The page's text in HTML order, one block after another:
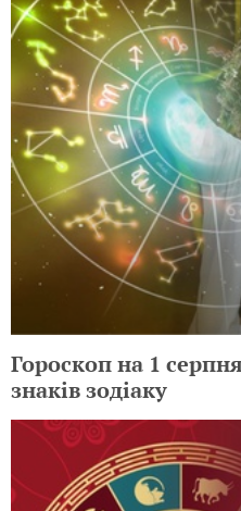
Гороскоп на 1
знаків зодіаку